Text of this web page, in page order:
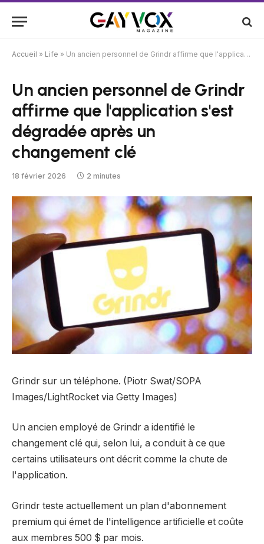
Accueil » Life » Un ancien personnel de Grindr affirme que l'application s'est dégradée après un changement clé
Un ancien personnel de Grindr
affirme que l'application s'est
dégradée après un
changement clé
18 février 2026 2 minutes
Grindr sur un téléphone. (Piotr Swat/SOPA
Images/LightRocket via Getty Images)
Un ancien employé de Grindr a identifié le
changement clé qui, selon lui, a conduit à ce que
certains utilisateurs ont décrit comme la chute de
l'application.
Grindr teste actuellement un plan d'abonnement
premium qui émet de l'intelligence artificielle et coûte
aux membres 500 $ par mois.